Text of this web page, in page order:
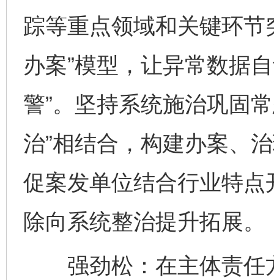
踪等重点领域和关键环
办案”模型，让异常数据
警”。坚持系统施治巩固
治”相结合，构建办案、
促案发单位结合行业特
除向系统整治提升拓展。
强劲松：在主体责任